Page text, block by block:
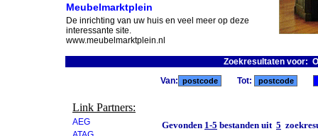
Meubelmarktplein
De inrichting van uw huis en veel meer op deze
interessante site.
www.meubelmarktplein.nl
Zoekresultaten voor:
Link Partners:
AEG
Van: Tot:
Gevonden 1-5 bestanden uit 5